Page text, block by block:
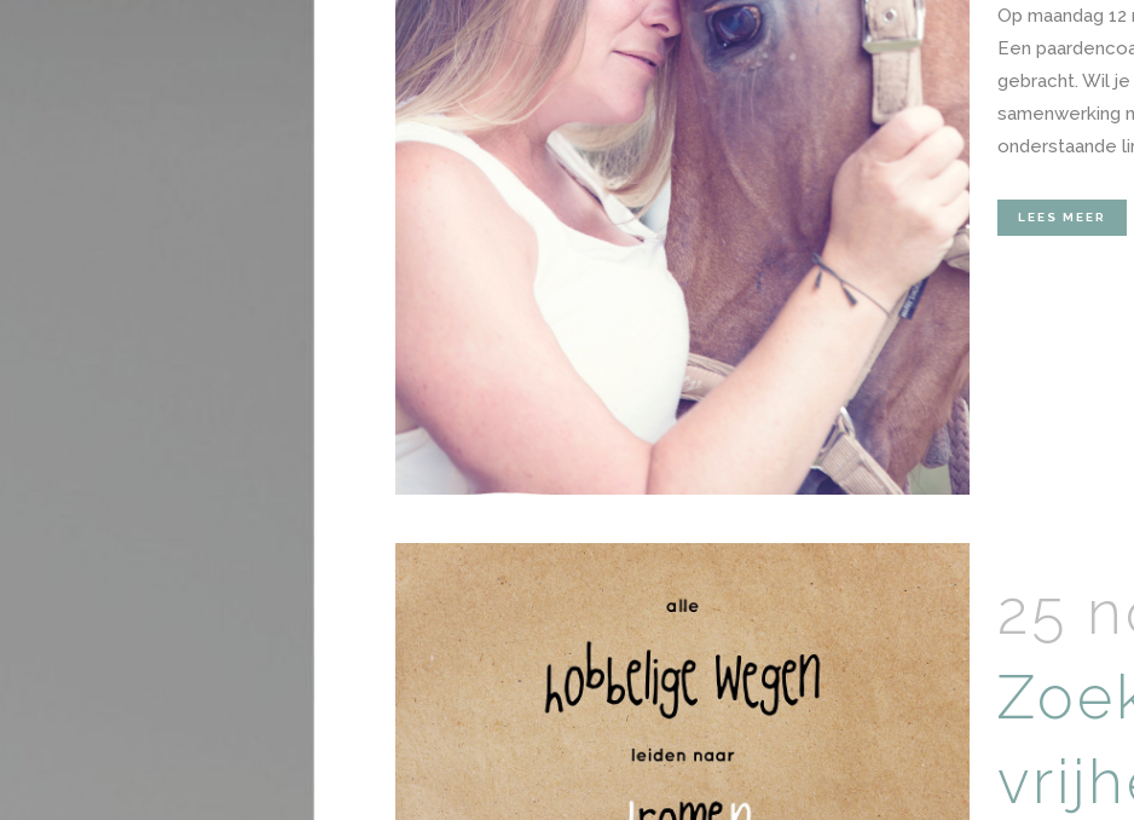
Op maandag
Een
gebracht. Wil je
samenwerking
onderstaande
LEES MEER
25